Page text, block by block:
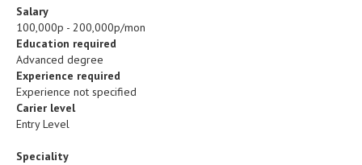
Salary
100,000р - 200,000р/mon
Education required
Advanced degree
Experience required
Experience not specified
Carier level
Entry Level
Speciality